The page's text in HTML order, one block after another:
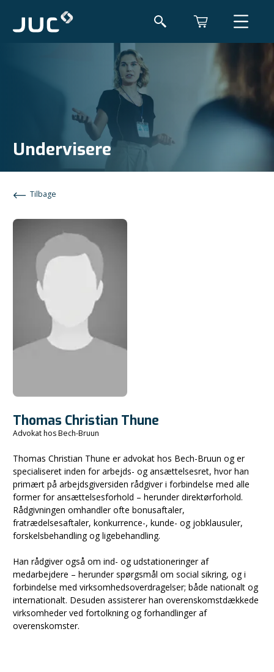
Undervisere
Tilbage
Thomas Christian Thune
Advokat hos Bech-Bruun
Thomas Christian Thune er advokat hos Bech-Bruun og er
specialiseret inden for arbejds- og ansættelsesret, hvor han
primært på arbejdsgiversiden rådgiver i forbindelse med alle
former for ansættelsesforhold – herunder direktørforhold.
Rådgivningen omhandler ofte bonusaftaler,
fratrædelsesaftaler, konkurrence-, kunde- og jobklausuler,
forskelsbehandling og ligebehandling.
Han rådgiver også om ind- og udstationeringer af
medarbejdere – herunder spørgsmål om social sikring, og i
forbindelse med virksomhedsoverdragelser; både nationalt og
internationalt. Desuden assisterer han overenskomstdækkede
virksomheder ved fortolkning og forhandlinger af
overenskomster.